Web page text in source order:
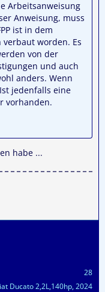
Arbeitsanweisung
Anweisung, muss
ist in dem
worden. Es
von der
und auch
anders. Wenn
jedenfalls eine
vorhanden.
habe ...
28
Ducato 2,2L,140hp, 2024